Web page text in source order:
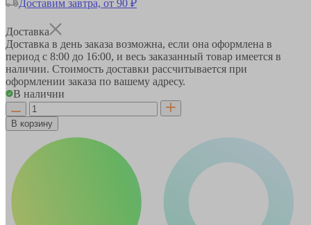
Доставим завтра, от 90 ₽
Доставка
Доставка в день заказа возможна, если она оформлена в
период с 8:00 до 16:00, и весь заказанный товар имеется в
наличии. Стоимость доставки рассчитывается при
оформлении заказа по вашему адресу.
В наличии
В корзину